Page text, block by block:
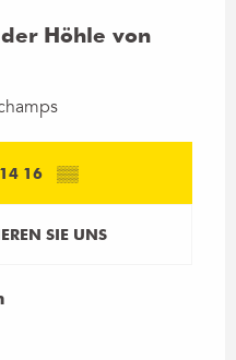
Höhle von
16 ▒▒
SIE UNS